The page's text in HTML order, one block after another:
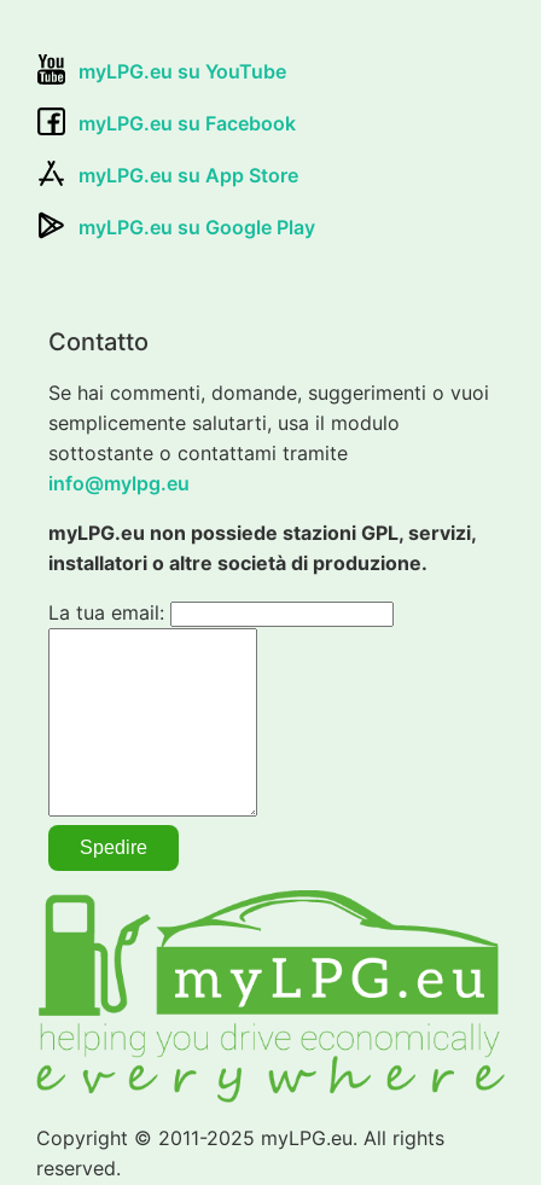
myLPG.eu su YouTube
myLPG.eu su Facebook
myLPG.eu su App Store
myLPG.eu su Google Play
Contatto
Se hai commenti, domande, suggerimenti o vuoi
semplicemente salutarti, usa il modulo
sottostante o contattami tramite
info@mylpg.eu
myLPG.eu non possiede stazioni GPL, servizi,
installatori o altre società di produzione.
La tua email:
Copyright © 2011-2025 myLPG.eu. All rights
reserved.